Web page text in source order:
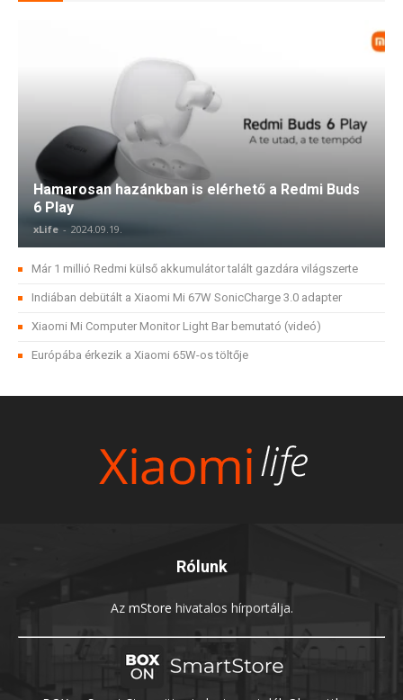
Hamarosan hazánkban is elérhető a Redmi Buds
6 Play
xLife - 2024.09.19.
Már 1 millió Redmi külső akkumulátor talált gazdára világszerte
Indiában debütált a Xiaomi Mi 67W SonicCharge 3.0 adapter
Xiaomi Mi Computer Monitor Light Bar bemutató (videó)
Európába érkezik a Xiaomi 65W-os töltője
Rólunk
Az mStore hivatalos hírportálja.